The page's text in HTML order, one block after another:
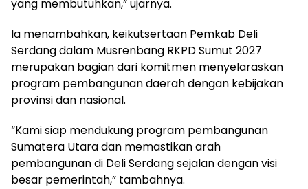
yang membutuhkan,” ujarnya.
Ia menambahkan, keikutsertaan Pemkab Deli
Serdang dalam Musrenbang RKPD Sumut 2027
merupakan bagian dari komitmen menyelaraskan
program pembangunan daerah dengan kebijakan
provinsi dan nasional.
“Kami siap mendukung program pembangunan
Sumatera Utara dan memastikan arah
pembangunan di Deli Serdang sejalan dengan visi
besar pemerintah,” tambahnya.